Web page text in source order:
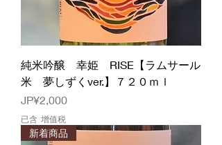
純米吟醸 幸姫 RISE【ラムサール
米 夢しずくver.】７２０ｍｌ
價格
JP¥2,000
已含 增值税
新着商品